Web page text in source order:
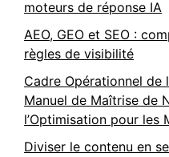
moteurs de réponse IA
AEO, GEO et SEO :
règles de visibilité
Cadre Opérationnel de
Manuel de Maîtrise de
l’Optimisation pour les
Diviser le contenu en